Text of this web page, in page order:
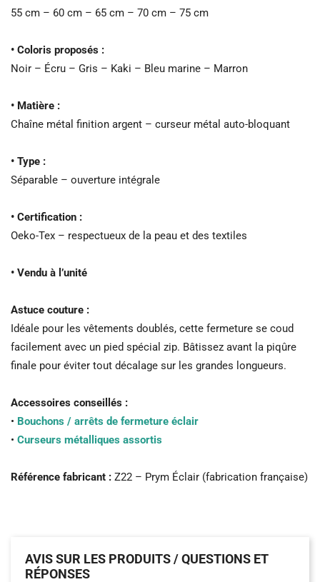
55 cm – 60 cm – 65 cm – 70 cm – 75 cm
• Coloris proposés :
Noir – Écru – Gris – Kaki – Bleu marine – Marron
• Matière :
Chaîne métal finition argent – curseur métal auto-bloquant
• Type :
Séparable – ouverture intégrale
• Certification :
Oeko-Tex – respectueux de la peau et des textiles
• Vendu à l’unité
Astuce couture :
Idéale pour les vêtements doublés, cette fermeture se coud
facilement avec un pied spécial zip. Bâtissez avant la piqûre
finale pour éviter tout décalage sur les grandes longueurs.
Accessoires conseillés :
• Bouchons / arrêts de fermeture éclair
• Curseurs métalliques assortis
Référence fabricant : Z22 – Prym Éclair (fabrication française)
AVIS SUR LES PRODUITS / QUESTIONS ET
RÉPONSES